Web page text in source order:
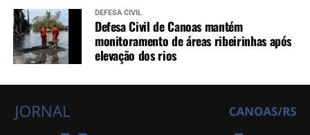
DEFESA CIVIL
Defesa Civil de Canoas mantém
monitoramento de áreas ribeirinhas após
elevação dos rios